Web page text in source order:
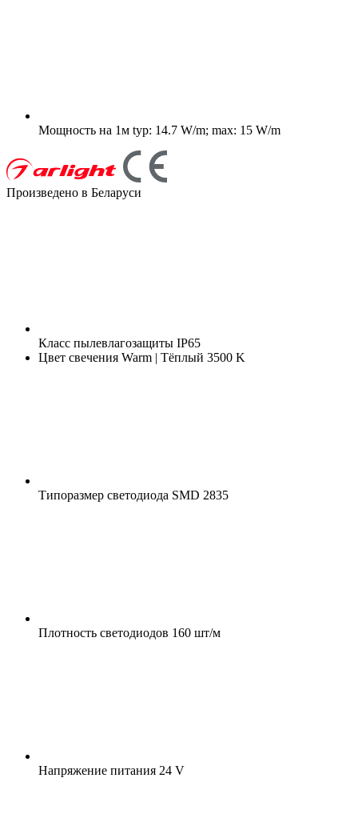
Мощность на 1м typ: 14.7 W/m; max: 15 W/m
Произведено в Беларуси
Класс пылевлагозащиты IP65
Цвет свечения Warm | Тёплый 3500 K
Типоразмер светодиода SMD 2835
Плотность светодиодов 160 шт/м
Напряжение питания 24 V